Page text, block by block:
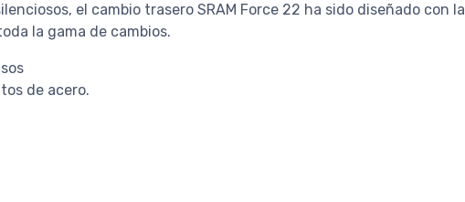
el cambio trasero SRAM Force 22 ha sido diseñado con la
la gama de cambios.
de acero.